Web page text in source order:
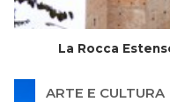
La Rocca
ARTE E CULTURA